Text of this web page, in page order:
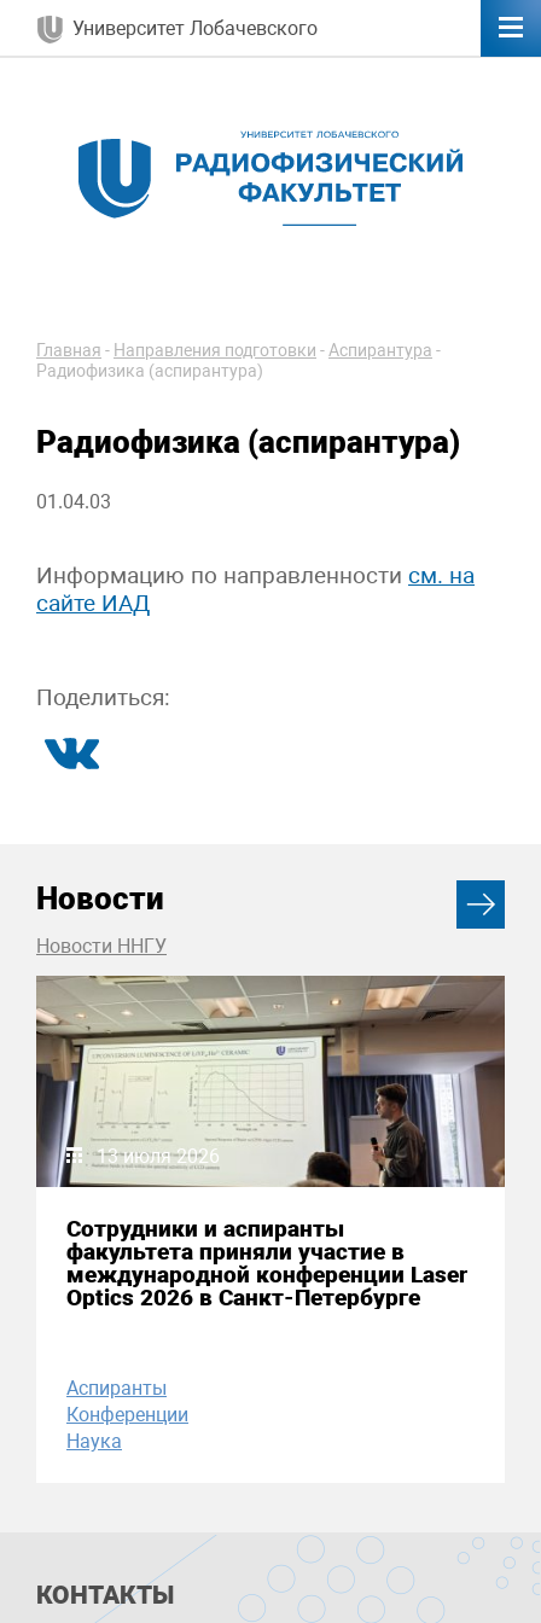
Университет Лобачевского
Главная - Направления подготовки -Аспирантура -
Радиофизика (аспирантура)
Радиофизика (аспирантура)
01.04.03
Информацию по направленности см. на
сайте ИАД
Поделиться:
Новости
Новости ННГУ
13 июля 2026
Сотрудники и аспиранты
факультета приняли участие в
международной конференции Laser
Optics 2026 в Санкт-Петербурге
Аспиранты
Конференции
Наука
КОНТАКТЫ